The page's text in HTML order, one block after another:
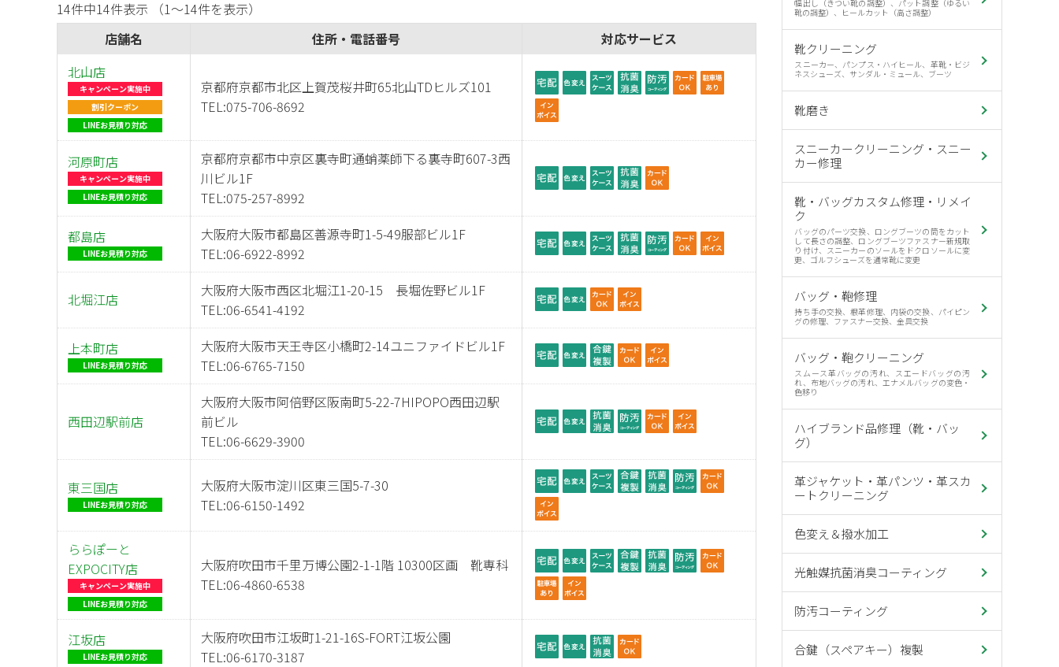
14件中14件表示 （1～14件を表示）
店舗名
住所・電話番号 対応サービス
北山店
キャンペーン実施中
割引クーポン
LINEお見積り対応
京都府京都市北区上賀茂桜井町65北山TDヒルズ101
TEL:075-706-8692
河原町店
キャンペーン実施中
LINEお見積り対応
京都府京都市中京区裏寺町通蛸薬師下る裏寺町607-3西
川ビル1F
TEL:075-257-8992
都島店
LINEお見積り対応
大阪府大阪市都島区善源寺町1-5-49服部ビル1F
TEL:06-6922-8992
北堀江店
大阪府大阪市西区北堀江1-20-15 長堀佐野ビル1F
TEL:06-6541-4192
上本町店
LINEお見積り対応
大阪府大阪市天王寺区小橋町2-14ユニファイドビル1F
TEL:06-6765-7150
西田辺駅前店
大阪府大阪市阿倍野区阪南町5-22-7HIPOPO西田辺駅
前ビル
TEL:06-6629-3900
東三国店
LINEお見積り対応
大阪府大阪市淀川区東三国5-7-30
TEL:06-6150-1492
ららぽーと
EXPOCITY店
キャンペーン実施中
LINEお見積り対応
大阪府吹田市千里万博公園2-1-1階 10300区画 靴専科
TEL:06-4860-6538
江坂店
LINEお見積り対応
大阪府吹田市江坂町1-21-16S-FORT江坂公園
TEL:06-6170-3187
幅出し（きつい靴の調整）、パット調整（ゆるい
靴の調整）、ヒールカット（高さ調整）
靴クリーニング
スニーカー、パンプス・ハイヒール、革靴・ビジ
ネスシューズ、サンダル・ミュール、ブーツ
靴磨き
スニーカークリーニング・スニー
カー修理
靴・バッグカスタム修理・リメイ
ク
バッグのパーツ交換、ロングブーツの筒をカット
して長さの調整、ロングブーツファスナー新規取
り付け、スニーカーのソールをドクロソールに変
更、ゴルフシューズを通常靴に変更
バッグ・鞄修理
持ち手の交換、根革修理、内袋の交換、パイピン
グの修理、ファスナー交換、金具交換
バッグ・鞄クリーニング
スムース革バッグの汚れ、スエードバッグの汚
れ、布地バッグの汚れ、エナメルバッグの変色・
色移り
ハイブランド品修理（靴・バッ
グ）
革ジャケット・革パンツ・革スカ
ートクリーニング
色変え＆撥水加工
光触媒抗菌消臭コーティング
防汚コーティング
合鍵（スペアキー）複製